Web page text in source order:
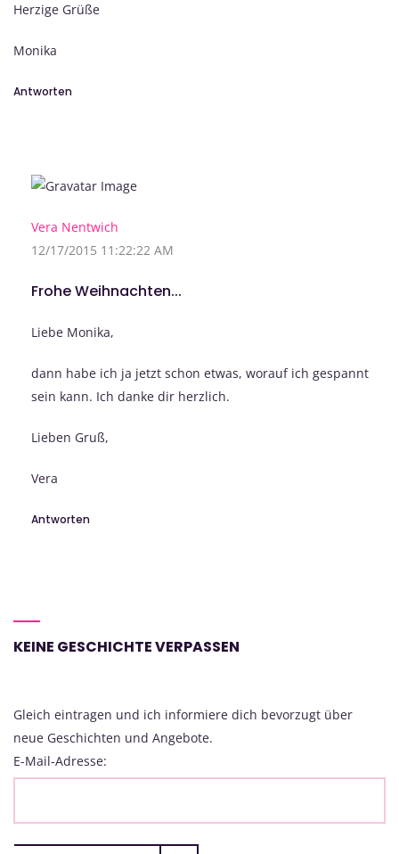
Herzige Grüße
Monika
Antworten
Vera Nentwich
12/17/2015 11:22:22 AM
Frohe Weihnachten...
Liebe Monika,
dann habe ich ja jetzt schon etwas, worauf ich gespannt
sein kann. Ich danke dir herzlich.
Lieben Gruß,
Vera
Antworten
KEINE GESCHICHTE VERPASSEN
Gleich eintragen und ich informiere dich bevorzugt über
neue Geschichten und Angebote.
E-Mail-Adresse: